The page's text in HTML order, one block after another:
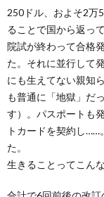
250ドル、およそ2万
ることで国から返っ
院試が終わって合格
た。それに並行して
にも生えてない親知
も普通に「地獄」だ
す）。パスポートも
トカードを契約し……
た。
生きることってこん